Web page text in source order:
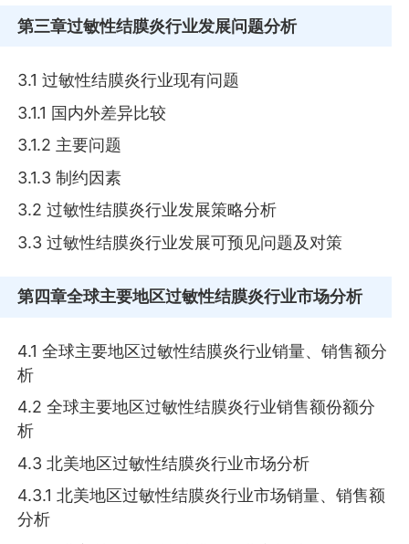
第三章过敏性结膜炎行业发展问题分析
3.1 过敏性结膜炎行业现有问题
3.1.1 国内外差异比较
3.1.2 主要问题
3.1.3 制约因素
3.2 过敏性结膜炎行业发展策略分析
3.3 过敏性结膜炎行业发展可预见问题及对策
第四章全球主要地区过敏性结膜炎行业市场分析
4.1 全球主要地区过敏性结膜炎行业销量、销售额分
析
4.2 全球主要地区过敏性结膜炎行业销售额份额分
析
4.3 北美地区过敏性结膜炎行业市场分析
4.3.1 北美地区过敏性结膜炎行业市场销量、销售额
分析